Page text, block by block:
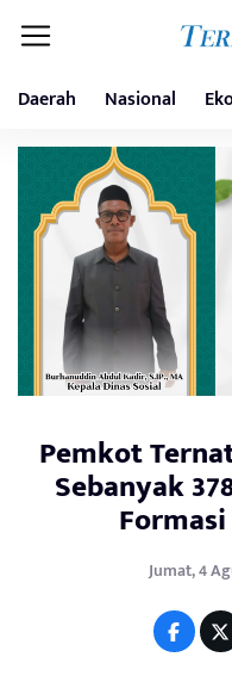
Daerah Nasional
Pemkot
Sebanyak
Jumat, 4